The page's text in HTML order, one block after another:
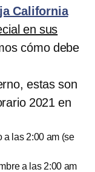
California
en sus
cómo debe
estas son
2021 en
a las 2:00 am (se
a las 2:00 am